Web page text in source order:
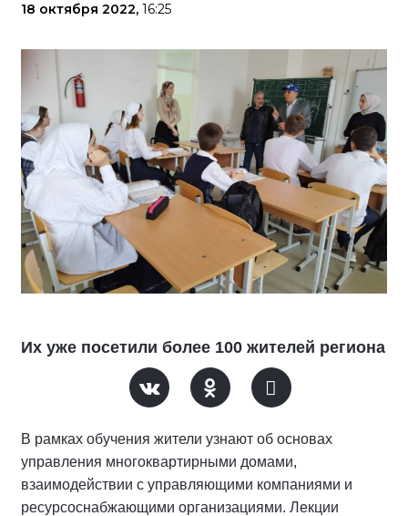
18 октября 2022, 16:25
Их уже посетили более 100 жителей региона
В рамках обучения жители узнают об основах
управления многоквартирными домами,
взаимодействии с управляющими компаниями и
ресурсоснабжающими организациями. Лекции